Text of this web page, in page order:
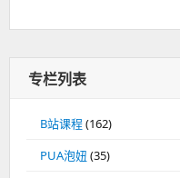
专栏列表
B站课程(162)
PUA泡妞 (35)